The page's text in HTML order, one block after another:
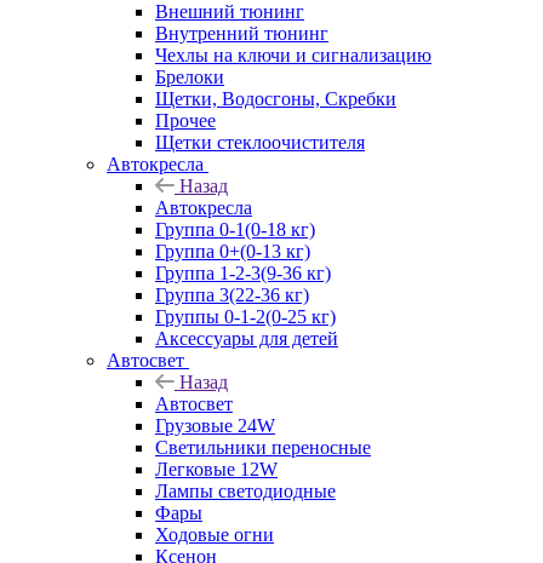
Внешний тюнинг
Внутренний тюнинг
Чехлы на ключи и сигнализацию
Брелоки
Щетки, Водосгоны, Скребки
Прочее
Щетки стеклоочистителя
Автокресла
Назад
Автокресла
Группа 0-1(0-18 кг)
Группа 0+(0-13 кг)
Группа 1-2-3(9-36 кг)
Группа 3(22-36 кг)
Группы 0-1-2(0-25 кг)
Аксессуары для детей
Автосвет
Назад
Автосвет
Грузовые 24W
Светильники переносные
Легковые 12W
Лампы светодиодные
Фары
Ходовые огни
Ксенон